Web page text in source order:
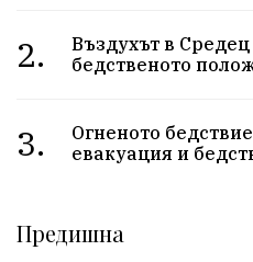
2.
Въздухът в
бедственото
3.
Огненото
евакуация и
Предишна